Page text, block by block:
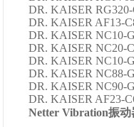
DR. KAISER
DR. KAISER AF13-
DR. KAISER NC10-
DR. KAISER NC20-
DR. KAISER NC10-
DR. KAISER NC88-
DR. KAISER NC90-
DR. KAISER AF23-
Netter Vibration振动